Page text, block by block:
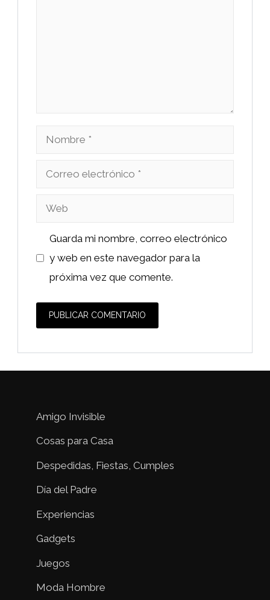
Nombre
Correo
Web
Guarda mi nombre, correo electrónico
y web en este navegador para la
próxima vez que comente.
Amigo Invisible
Cosas para Casa
Despedidas, Fiestas, Cumples
Día del Padre
Experiencias
Gadgets
Juegos
Moda Hombre